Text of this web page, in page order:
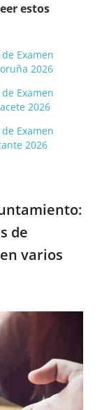
estos
Examen
2026
Examen
2026
Examen
2026
de
varios